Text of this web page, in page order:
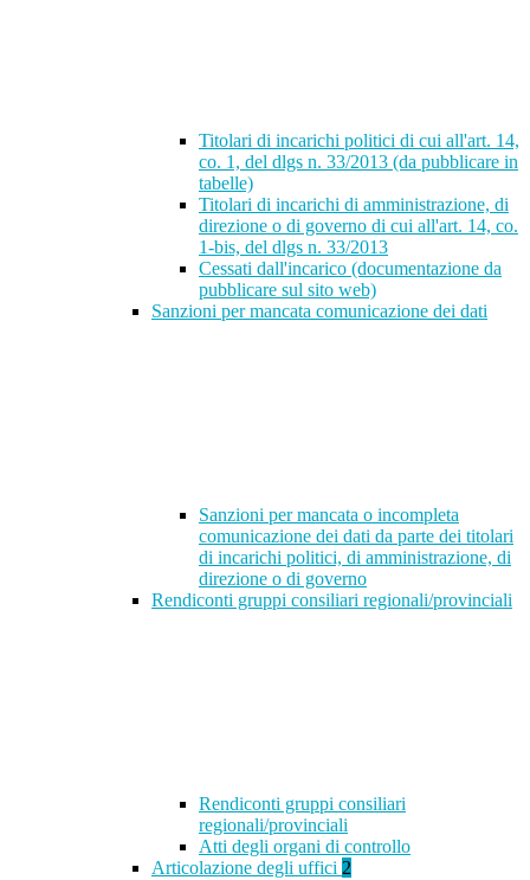
Titolari di incarichi politici di cui all'art. 14,
co. 1, del dlgs n. 33/2013 (da pubblicare in
tabelle)
Titolari di incarichi di amministrazione, di
direzione o di governo di cui all'art. 14, co.
1-bis, del dlgs n. 33/2013
Cessati dall'incarico (documentazione da
pubblicare sul sito web)
Sanzioni per mancata comunicazione dei dati
Sanzioni per mancata o incompleta
comunicazione dei dati da parte dei titolari
di incarichi politici, di amministrazione, di
direzione o di governo
Rendiconti gruppi consiliari regionali/provinciali
Rendiconti gruppi consiliari
regionali/provinciali
Atti degli organi di controllo
Articolazione degli uffici 2